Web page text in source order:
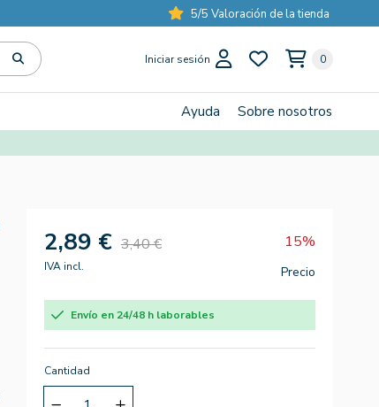
5/5 Valoración de la tienda
Iniciar sesión 0
Ayuda Sobre nosotros
2,89 € 3,40 € 15%
IVA incl. Precio
Envío en 24/48 h laborables
Cantidad